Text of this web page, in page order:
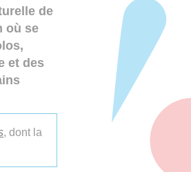
de
où se
et des
, dont la